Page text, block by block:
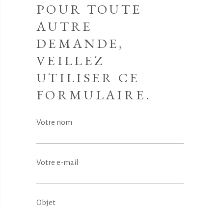
POUR TOUTE
AUTRE
DEMANDE,
VEILLEZ
UTILISER CE
FORMULAIRE.
Votre nom
Votre e-mail
Objet